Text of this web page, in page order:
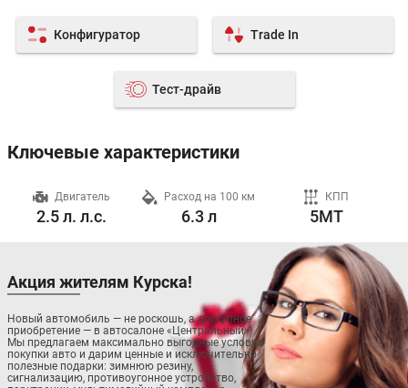
Конфигуратор Trade In
Тест-драйв
Ключевые характеристики
Двигатель
2.5 л. л.с.
Расход на 100 км
6.3 л
КПП
5MT
Акция жителям Курска!
Новый автомобиль — не роскошь, а доступное
приобретение — в автосалоне «Центральный»!
Мы предлагаем максимально выгодные условия
покупки авто и дарим ценные и исключительно
полезные подарки: зимнюю резину,
сигнализацию, противоугонное устройство,